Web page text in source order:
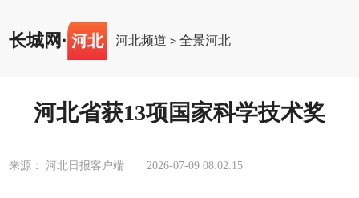
长城网 · 河北 河北频道 >全景河北
河北省获13项国家科学技术奖
来源： 河北日报客户端 2026-07-09 08:02:15